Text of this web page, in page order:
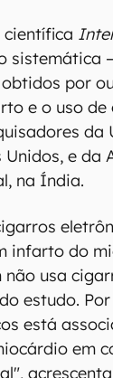
científica
sistemática
por
e o uso
da
e da
na Índia.
infarto do
usa
estudo.
está
em